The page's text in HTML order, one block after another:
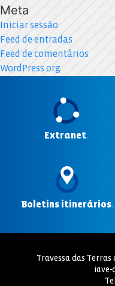
Meta
Iniciar sessão
Feed de entradas
Feed de comentários
WordPress.org
Extranet.
Boletins itinerários.
Travessa das Terras
iave-